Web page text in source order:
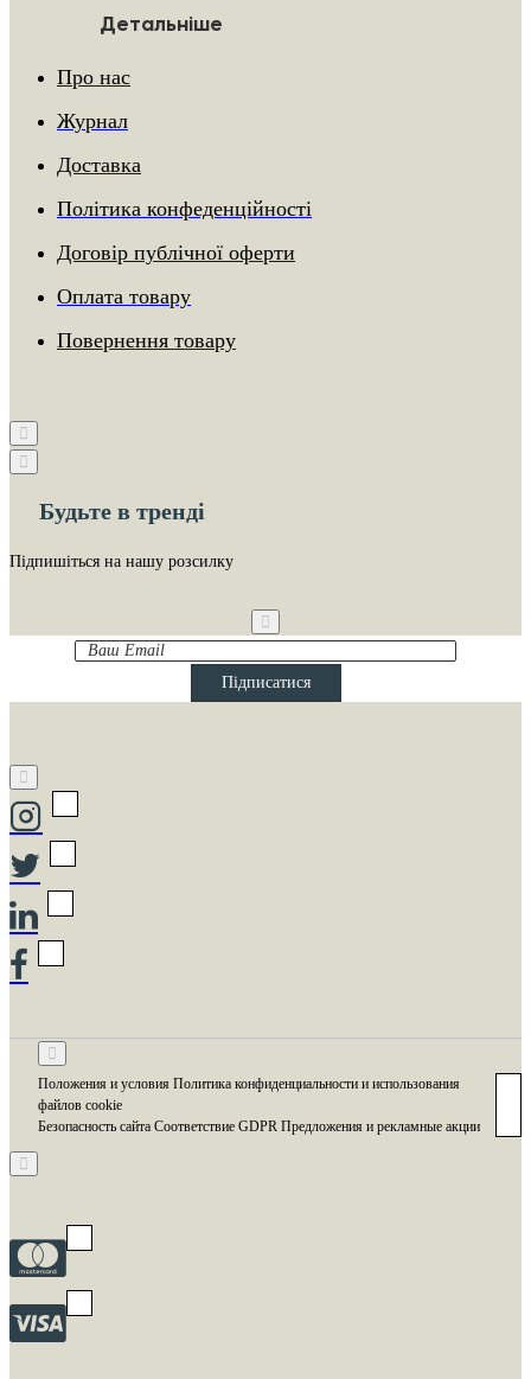
Детальніше
Про нас
Журнал
Доставка
Політика конфеденційності
Договір публічної оферти
Оплата товару
Повернення товару
Будьте в тренді
Підпишіться на нашу розсилку
Ваш
Email
Підписатися
Положения и условия Политика конфиденциальности и использования
файлов cookie
Безопасность сайта Соответствие GDPR Предложения и рекламные акции